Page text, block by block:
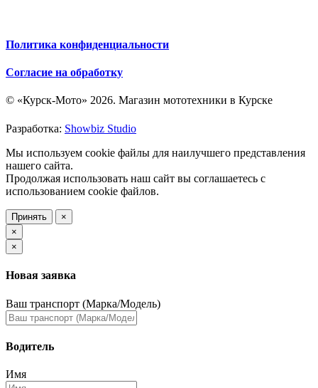
Политика конфиденциальности
Согласие на обработку
© «Курск-Мото» 2026. Магазин мототехники в Курске
Разработка: Showbiz Studio
Мы используем cookie файлы для наилучшего представления
нашего сайта.
Продолжая использовать наш сайт вы соглашаетесь с
использованием cookie файлов.
Принять
×
×
×
Новая заявка
Ваш транспорт (Марка/Модель)
Водитель
Имя